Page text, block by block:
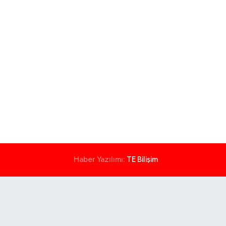
Haber Yazılımı: TE Bilişim